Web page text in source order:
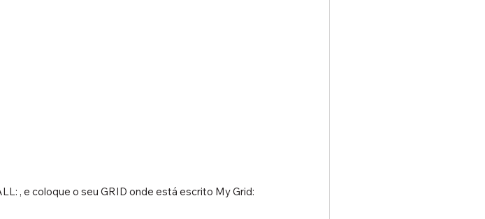
, e coloque o seu GRID onde está escrito My Grid: